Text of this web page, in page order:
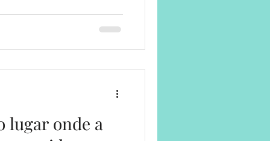
mas não dá. Não
trás dessa frase não
lugar onde a